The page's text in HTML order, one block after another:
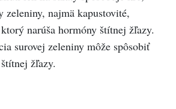
zeleniny, najmä kapustovité,
narúša hormóny štítnej žľazy.
surovej zeleniny môže spôsobiť
žľazy.